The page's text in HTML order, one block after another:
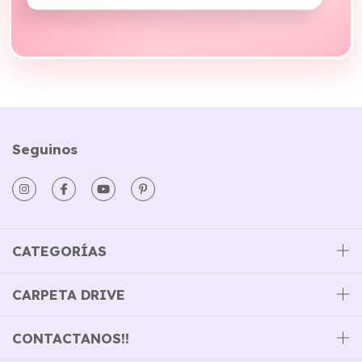
Seguinos
CATEGORÍAS
CARPETA DRIVE
CONTACTANOS!!